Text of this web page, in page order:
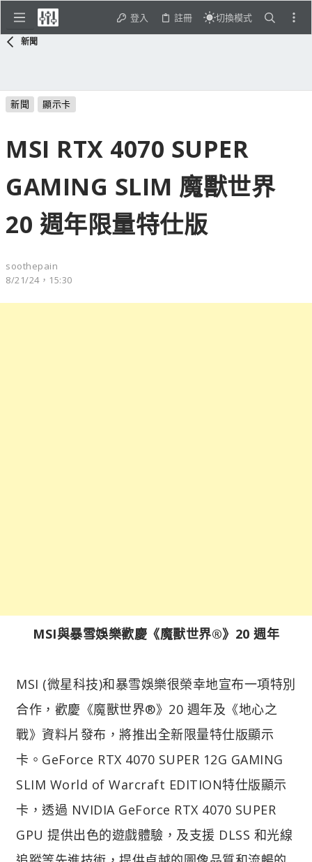
登入 註冊 切換模式
新聞
新聞 顯示卡
MSI RTX 4070 SUPER
GAMING SLIM 魔獸世界
20 週年限量特仕版
soothepain
8/21/24，15:30
MSI與暴雪娛樂歡慶《魔獸世界®》20 週年
MSI (微星科技)和暴雪娛樂很榮幸地宣布一項特別
合作，歡慶《魔獸世界®》20 週年及《地心之
戰》資料片發布，將推出全新限量特仕版顯示
卡。GeForce RTX 4070 SUPER 12G GAMING
SLIM World of Warcraft EDITION特仕版顯示
卡，透過 NVIDIA GeForce RTX 4070 SUPER
GPU 提供出色的遊戲體驗，及支援 DLSS 和光線